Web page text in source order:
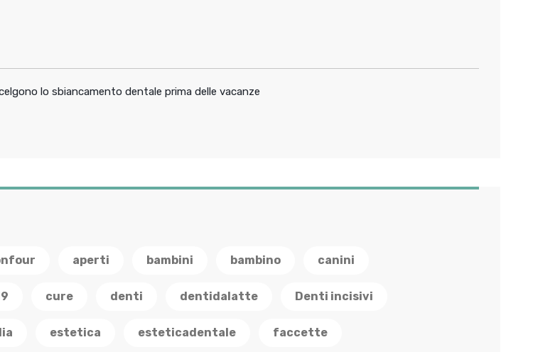
lo sbiancamento dentale prima delle vacanze
aperti bambini bambino canini
cure denti dentidalatte Denti incisivi
estetica esteticadentale faccette